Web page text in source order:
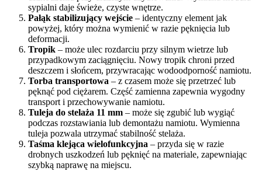
sypialni daje świeże, czyste wnętrze.
Pałąk stabilizujący wejście – identyczny element jak
powyżej, który można wymienić w razie pęknięcia lub
deformacji.
Tropik – może ulec rozdarciu przy silnym wietrze lub
przypadkowym zaciągnięciu. Nowy tropik chroni przed
deszczem i słońcem, przywracając wodoodporność namiotu.
Torba transportowa – z czasem może się przetrzeć lub
pęknąć pod ciężarem. Część zamienna zapewnia wygodny
transport i przechowywanie namiotu.
Tuleja do stelaża 11 mm – może się zgubić lub wygiąć
podczas rozstawiania lub demontażu namiotu. Wymienna
tuleja pozwala utrzymać stabilność stelaża.
Taśma klejąca wielofunkcyjna – przyda się w razie
drobnych uszkodzeń lub pęknięć na materiale, zapewniając
szybką naprawę na miejscu.